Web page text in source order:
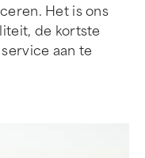
Het is ons
de kortste
aan te